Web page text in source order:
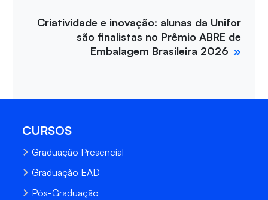
Criatividade e inovação: alunas da Unifor
são finalistas no Prêmio ABRE de
Embalagem Brasileira 2026
CURSOS
Graduação Presencial
Graduação EAD
Pós-Graduação